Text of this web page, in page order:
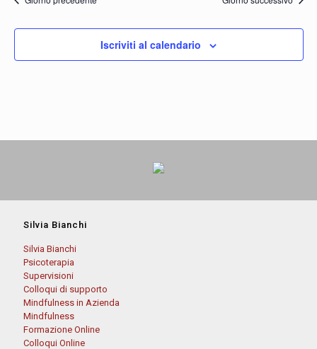
Iscriviti al calendario
Silvia Bianchi
Silvia Bianchi
Psicoterapia
Supervisioni
Colloqui di supporto
Mindfulness in Azienda
Mindfulness
Formazione Online
Colloqui Online